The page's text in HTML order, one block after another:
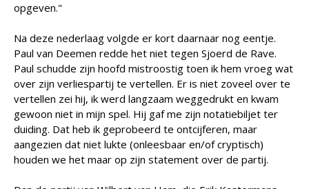
opgeven."
Na deze nederlaag volgde er kort daarnaar nog eentje.
Paul van Deemen redde het niet tegen Sjoerd de Rave.
Paul schudde zijn hoofd mistroostig toen ik hem vroeg wat
over zijn verliespartij te vertellen. Er is niet zoveel over te
vertellen zei hij, ik werd langzaam weggedrukt en kwam
gewoon niet in mijn spel. Hij gaf me zijn notatiebiljet ter
duiding. Dat heb ik geprobeerd te ontcijferen, maar
aangezien dat niet lukte (onleesbaar en/of cryptisch)
houden we het maar op zijn statement over de partij.